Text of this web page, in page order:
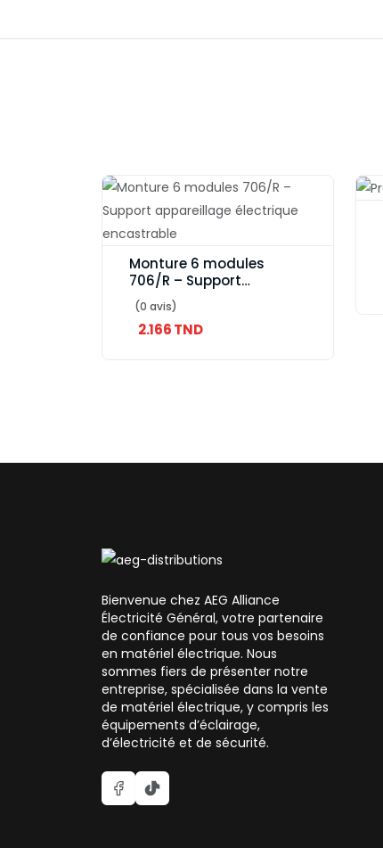
Monture 6 modules
706/R – Support
appareillage électrique
encastrable
(0 avis)
2.166 TND
Bienvenue chez AEG Alliance
Électricité Général, votre partenaire
de confiance pour tous vos besoins
en matériel électrique. Nous
sommes fiers de présenter notre
entreprise, spécialisée dans la vente
de matériel électrique, y compris les
équipements d’éclairage,
d’électricité et de sécurité.